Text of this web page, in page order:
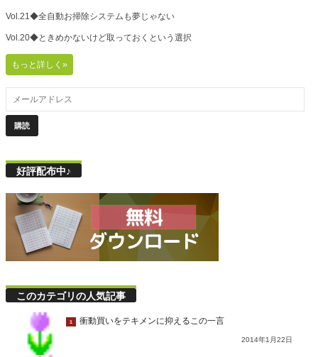
Vol.21◆全自動お掃除システムも夢じゃない
Vol.20◆ときめかないけど取っておくという選択
もっと詳しく»
好評配布中♪
このカテゴリの人気記事
1 衝動買いをテキメンに抑えるこの一言
2014年1月22日